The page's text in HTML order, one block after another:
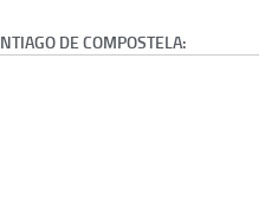
DE COMPOSTELA: